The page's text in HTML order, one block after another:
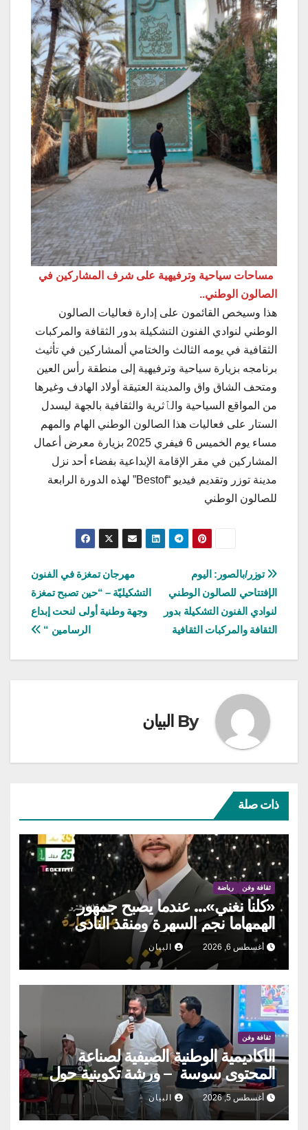
مساحات سياحية وترفيهية على شرف المشاركين في
الصالون الوطني..
هذا وسيخص القائمون على إدارة فعاليات الصالون
الوطني لنوادي الفنون التشكيلة بدور الثقافة والمركبات
الثقافية في يومه الثالث والختامي ألمشاركين في تأثيث
برنامجه بزيارة سياحية وترفيهية إلى منطقة رأس العين
ومتحف الشاق واق والمدينة العتيقة أولاد الهادف وغيرها
من المواقع السياحية والٱثرية والثقافية بالجهة ليسدل
الستار على فعاليات هذا الصالون الوطني الهام والمهم
مساء يوم الخميس 6 فيفري 2025 بزيارة معرض أعمال
المشاركين في مقر الإقامة الإبداعية بفضاء أحد نزل
مدينة توزر وتقديم فيديو “Bestof” لهذه الدورة الرابعة
للصالون الوطني
تصفّح
المقالات
مهرجان تمغزة في الفنون
التشكيليّة – “حين تصبح تمغزة
وجهة وطنية أولى لنحت إبداع
الرسامين “
توزر/بالصور: اليوم
الإفتتاحي للصالون الوطني
لنوادي الفنون التشكيلة بدور
الثقافة والمركبات الثقافية
By البيان
ذات صلة
ثقافة وفن رياضة
«كلنا نغني»… عندما يصبح جمهور
الهمهاما نجم السهرة ومنقذ النادي
أغسطس 6, 2026 البيان
ثقافة وفن
الأكاديمية الوطنية الصيفية لصناعة
المحتوى سوسة – ورشة تكوينية حول
الحوكمة التشاركية
أغسطس 5, 2026 البيان